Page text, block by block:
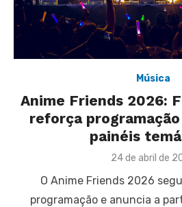
Música
Anime Friends 2026:
reforça
painéis
Posted
24 de abril de
O Anime Friends 2026
programação e anuncia a